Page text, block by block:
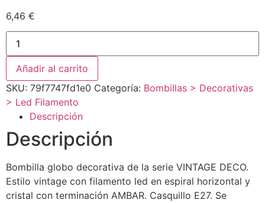
6,46 €
Añadir al carrito
SKU: 79f7747fd1e0 Categoría: Bombillas > Decorativas
> Led Filamento
Descripción
Descripción
Bombilla globo decorativa de la serie VINTAGE DECO.
Estilo vintage con filamento led en espiral horizontal y
cristal con terminación AMBAR. Casquillo E27. Se